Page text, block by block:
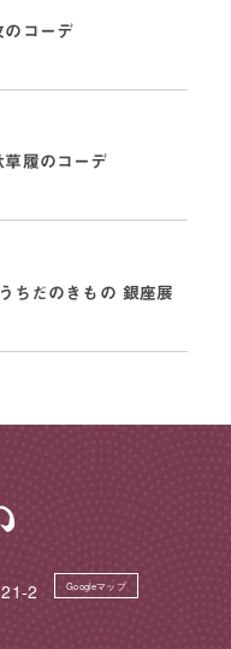
のコーデ
草履のコーデ
ちだのきもの 銀座展
2 Googleマップ